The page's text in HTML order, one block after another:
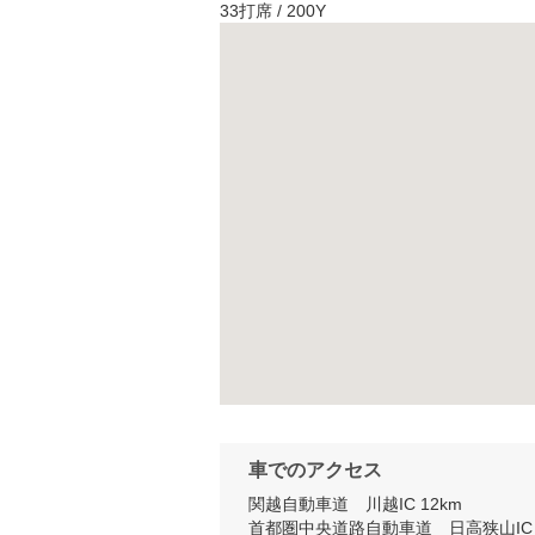
33打席 / 200Y
車でのアクセス
関越自動車道　川越IC 12km
首都圏中央道路自動車道　日高狭山IC